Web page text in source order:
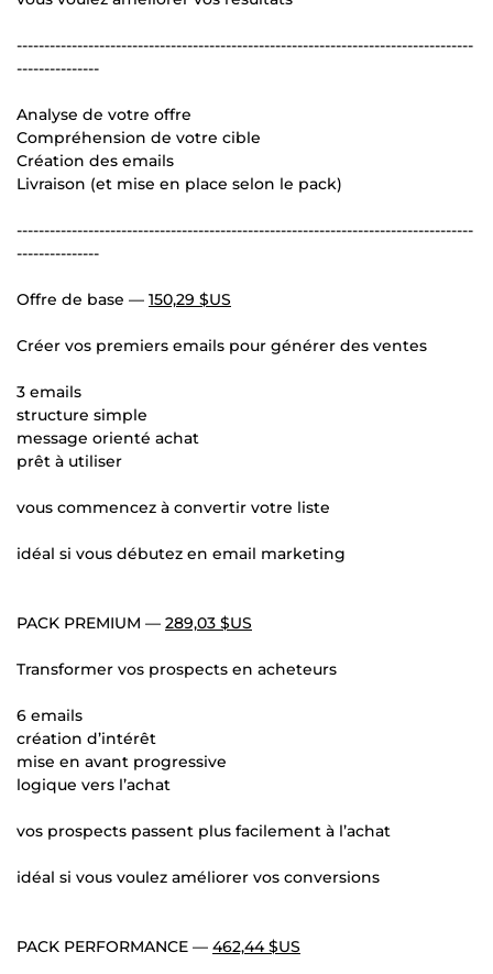
-----------------------------------------------------------------------------------
---------------
Analyse de votre offre
Compréhension de votre cible
Création des emails
Livraison (et mise en place selon le pack)
-----------------------------------------------------------------------------------
---------------
Offre de base — 150,29 $US
Créer vos premiers emails pour générer des ventes
3 emails
structure simple
message orienté achat
prêt à utiliser
vous commencez à convertir votre liste
idéal si vous débutez en email marketing
PACK PREMIUM — 289,03 $US
Transformer vos prospects en acheteurs
6 emails
création d’intérêt
mise en avant progressive
logique vers l’achat
vos prospects passent plus facilement à l’achat
idéal si vous voulez améliorer vos conversions
PACK PERFORMANCE — 462,44 $US